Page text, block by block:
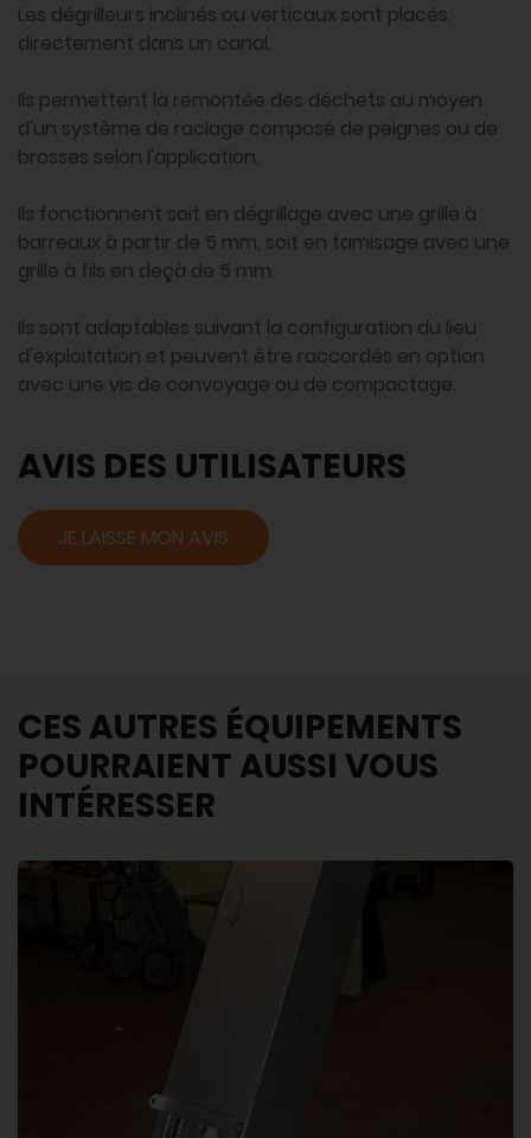
Les dégrilleurs inclinés ou verticaux sont placés
directement dans un canal.
Ils permettent la remontée des déchets au moyen
d'un système de raclage composé de peignes ou de
brosses selon l'application.
Ils fonctionnent soit en dégrillage avec une grille à
barreaux à partir de 5 mm, soit en tamisage avec une
grille à fils en deçà de 5 mm.
Ils sont adaptables suivant la configuration du lieu
d'exploitation et peuvent être raccordés en option
avec une vis de convoyage ou de compactage.
AVIS DES UTILISATEURS
JE LAISSE MON AVIS
CES AUTRES ÉQUIPEMENTS
POURRAIENT AUSSI VOUS
INTÉRESSER